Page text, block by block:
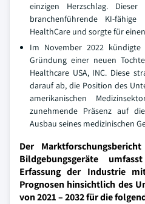
einzigen Herzschlag.
branchenführende KI-
HealthCare und sorgte für
Im November 2022
Gründung einer neuen
Healthcare USA, INC. Diese
darauf ab, die Position des
amerikanischen
zunehmende Präsenz auf
Ausbau seines medizinischen
Der
Bildgebungsgeräte
Erfassung der Industrie
Prognosen hinsichtlich des
von 2021 – 2032 für die